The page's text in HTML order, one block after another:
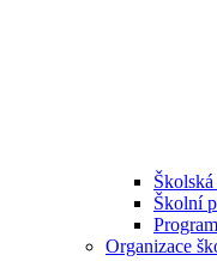
Školská
Školní
Organizace